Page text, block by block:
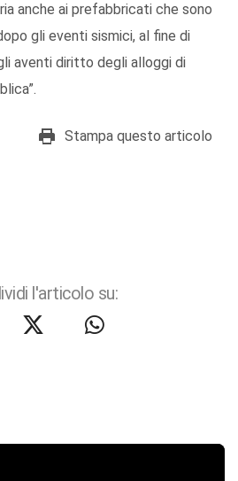
anche ai prefabbricati che sono
gli eventi sismici, al fine di
aventi diritto degli alloggi di
Stampa questo articolo
l'articolo su: